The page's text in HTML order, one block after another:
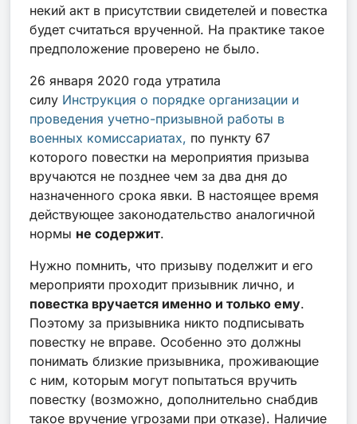
некий акт в присутствии свидетелей и повестка
будет считаться врученной. На практике такое
предположение проверено не было.
26 января 2020 года утратила
силу Инструкция о порядке организации и
проведения учетно-призывной работы в
военных комиссариатах, по пункту 67
которого повестки на мероприятия призыва
вручаются не позднее чем за два дня до
назначенного срока явки. В настоящее время
действующее законодательство аналогичной
нормы не содержит.
Нужно помнить, что призыву поделжит и его
мероприяти проходит призывник лично, и
повестка вручается именно и только ему.
Поэтому за призывника никто подписывать
повестку не вправе. Особенно это должны
понимать близкие призывника, проживающие
с ним, которым могут попытаться вручить
повестку (возможно, дополнительно снабдив
такое вручение угрозами при отказе). Наличие